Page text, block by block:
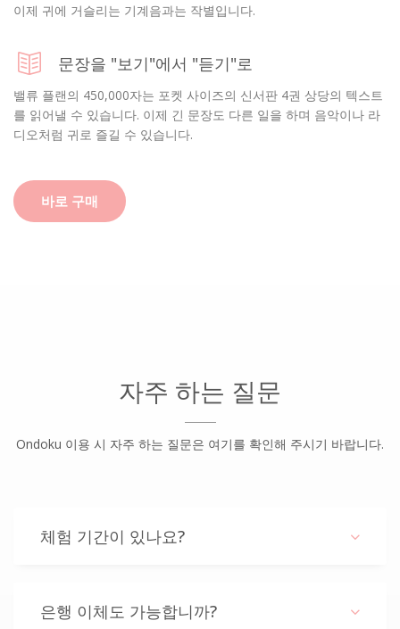
이제 귀에 거슬리는 기계음과는 작별입니다.
문장을 "보기"에서 "듣기"로
밸류 플랜의 450,000자는 포켓 사이즈의 신서판 4권 상당의 텍스트
를 읽어낼 수 있습니다. 이제 긴 문장도 다른 일을 하며 음악이나 라
디오처럼 귀로 즐길 수 있습니다.
바로 구매
자주 하는 질문
Ondoku 이용 시 자주 하는 질문은 여기를 확인해 주시기 바랍니다.
체험 기간이 있나요?
은행 이체도 가능합니까?